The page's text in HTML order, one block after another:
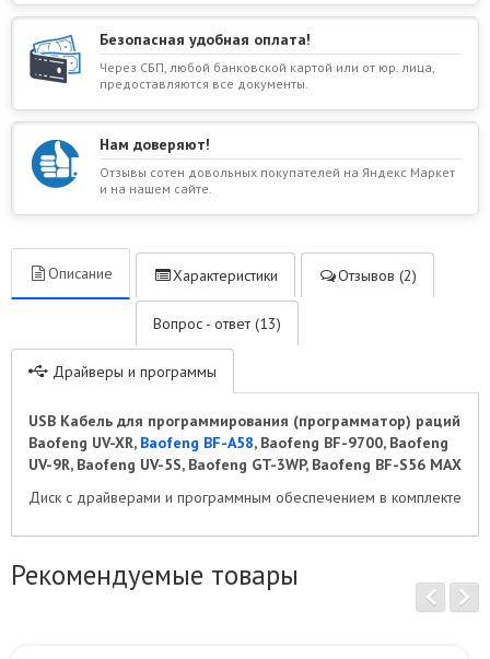
Безопасная удобная оплата!
Через СБП, любой банковской картой или от юр. лица,
предоставляются все документы.
Нам доверяют!
Отзывы сотен довольных покупателей на Яндекс Маркет
и на нашем сайте.
Описание Характеристики Отзывов (2)
Вопрос - ответ (13)
Драйверы и программы
USB Кабель для программирования (программатор) раций
Baofeng UV-XR, Baofeng BF-A58, Baofeng BF-9700, Baofeng
UV-9R, Baofeng UV-5S, Baofeng GT-3WP, Baofeng BF-S56 MAX
Диск с драйверами и программным обеспечением в комплекте
Рекомендуемые товары